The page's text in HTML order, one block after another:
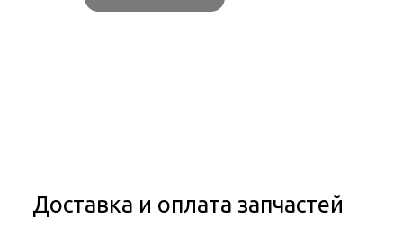
Доставка и оплата запчастей